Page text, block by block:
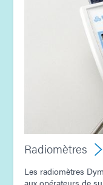
Radiomètres
Les radiomètres
aux opérateurs de